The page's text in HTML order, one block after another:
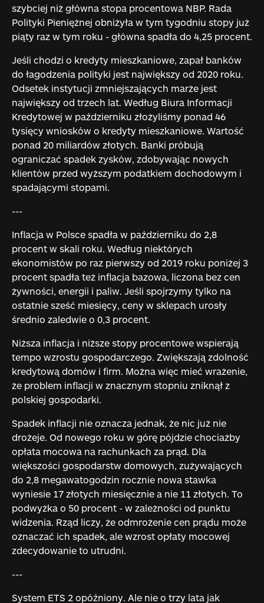
szybciej niż główna stopa procentowa NBP. Rada
Polityki Pieniężnej obniżyła w tym tygodniu stopy już
piąty raz w tym roku - główna spadła do 4,25 procent.
Jeśli chodzi o kredyty mieszkaniowe, zapał banków
do łagodzenia polityki jest największy od 2020 roku.
Odsetek instytucji zmniejszających marże jest
największy od trzech lat. Według Biura Informacji
Kredytowej w październiku złożyliśmy ponad 46
tysięcy wniosków o kredyty mieszkaniowe. Wartość
ponad 20 miliardów złotych. Banki próbują
ograniczać spadek zysków, zdobywając nowych
klientów przed wyższym podatkiem dochodowym i
spadającymi stopami.
---
Inflacja w Polsce spadła w październiku do 2,8
procent w skali roku. Według niektórych
ekonomistów po raz pierwszy od 2019 roku poniżej 3
procent spadła też inflacja bazowa, liczona bez cen
żywności, energii i paliw. Jeśli spojrzymy tylko na
ostatnie sześć miesięcy, ceny w sklepach urosły
średnio zaledwie o 0,3 procent.
Niższa inflacja i niższe stopy procentowe wspierają
tempo wzrostu gospodarczego. Zwiększają zdolność
kredytową domów i firm. Można więc mieć wrażenie,
że problem inflacji w znacznym stopniu zniknął z
polskiej gospodarki.
Spadek inflacji nie oznacza jednak, że nic już nie
drożeje. Od nowego roku w górę pójdzie chociażby
opłata mocowa na rachunkach za prąd. Dla
większości gospodarstw domowych, zużywających
do 2,8 megawatogodzin rocznie nowa stawka
wyniesie 17 złotych miesięcznie a nie 11 złotych. To
podwyżka o 50 procent - w zależności od punktu
widzenia. Rząd liczy, że odmrożenie cen prądu może
oznaczać ich spadek, ale wzrost opłaty mocowej
zdecydowanie to utrudni.
---
System ETS 2 opóźniony. Ale nie o trzy lata jak